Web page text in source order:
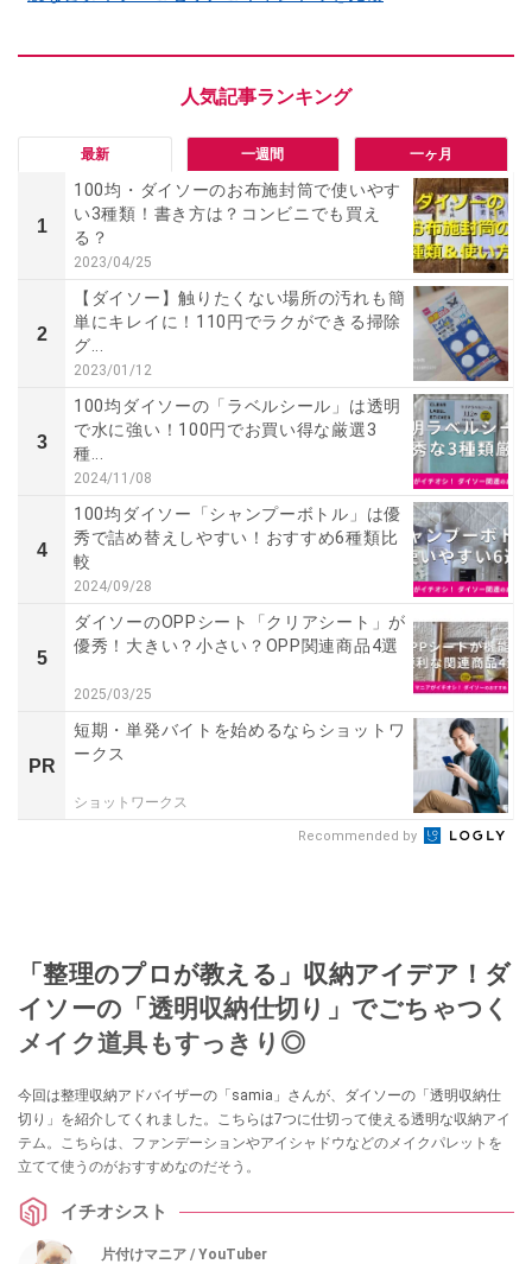
最新 一週間 一ヶ月
1
100均・ダイソーのお布施封筒で使いやす
い3種類！書き方は？コンビニでも買え
る？
2023/04/25
2
【ダイソー】触りたくない場所の汚れも簡
単にキレイに！110円でラクができる掃除
グ...
2023/01/12
3
100均ダイソーの「ラベルシール」は透明
で水に強い！100円でお買い得な厳選3
種...
2024/11/08
4
100均ダイソー「シャンプーボトル」は優
秀で詰め替えしやすい！おすすめ6種類比
較
2024/09/28
5
ダイソーのOPPシート「クリアシート」が
優秀！大きい？小さい？OPP関連商品4選
2025/03/25
PR
短期・単発バイトを始めるならショットワ
ークス
ショットワークス
Recommended by
「整理のプロが教える」収納アイデア！ダ
イソーの「透明収納仕切り」でごちゃつく
メイク道具もすっきり◎
今回は整理収納アドバイザーの「samia」さんが、ダイソーの「透明収納仕
切り」を紹介してくれました。こちらは7つに仕切って使える透明な収納アイ
テム。こちらは、ファンデーションやアイシャドウなどのメイクパレットを
立てて使うのがおすすめなのだそう。
イチオシスト
片付けマニア / YouTuber